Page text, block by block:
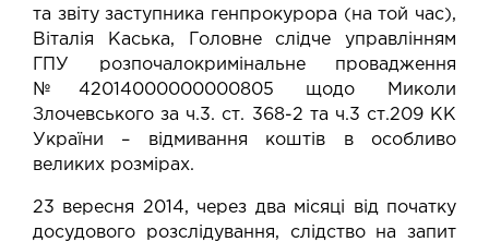
та звітузаступника генпрокурора (на той час),
Віталія Каська, Головне слідче управлінням
ГПУ розпочалокримінальне провадження
№42014000000000805 щодо Миколи
Злочевського за ч.3. ст. 368-2 та ч.3 ст.209 КК
України – відмивання коштів в особливо
великих розмірах.
23 вересня 2014, через два місяці від початку
досудового розслідування, слідство на запит